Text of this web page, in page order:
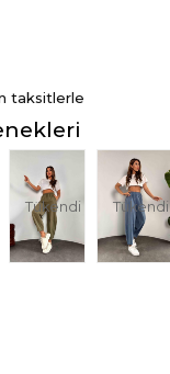
taksitlerle
Tükendi Tükendi